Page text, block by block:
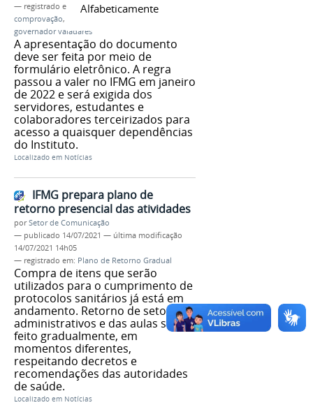
Alfabeticamente
— registrado em:
Plano de Retorno Gradual
comprovação,
governador valadares
A apresentação do documento
deve ser feita por meio de
formulário eletrônico. A regra
passou a valer no IFMG em janeiro
de 2022 e será exigida dos
servidores, estudantes e
colaboradores terceirizados para
acesso a quaisquer dependências
do Instituto.
Localizado em Notícias
IFMG prepara plano de
retorno presencial das atividades
porSetor de Comunicação
— publicado 14/07/2021 — última modificação
14/07/2021 14h05
— registrado em: Plano de Retorno Gradual
Compra de itens que serão
utilizados para o cumprimento de
protocolos sanitários já está em
andamento. Retorno de setores
administrativos e das aulas será
feito gradualmente, em
momentos diferentes,
respeitando decretos e
recomendações das autoridades
de saúde.
Localizado em Notícias